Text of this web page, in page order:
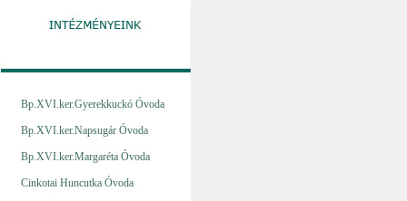
Bp.XVI.ker.Gyerekkuckó Óvoda
Bp.XVI.ker.Napsugár Óvoda
Bp.XVI.ker.Margaréta Óvoda
Cinkotai Huncutka Óvoda